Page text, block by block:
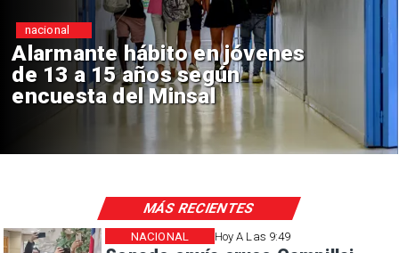
Aprueban creación del
Sebastián Piñera con
de $4 mil millones
Regiones
Hoy A Las 9:49
NACIONAL
MÁS RECIENTES